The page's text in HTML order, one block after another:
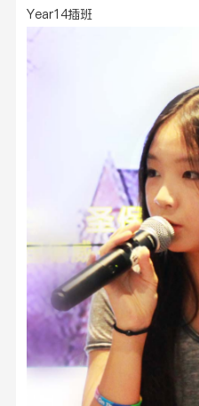
Year14插班